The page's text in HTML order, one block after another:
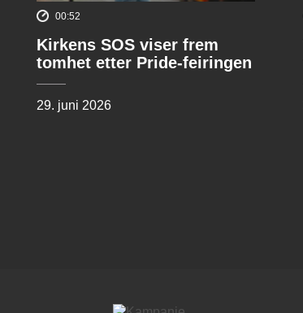
00:52
Kirkens SOS viser frem
tomhet etter Pride-feiringen
29. juni 2026